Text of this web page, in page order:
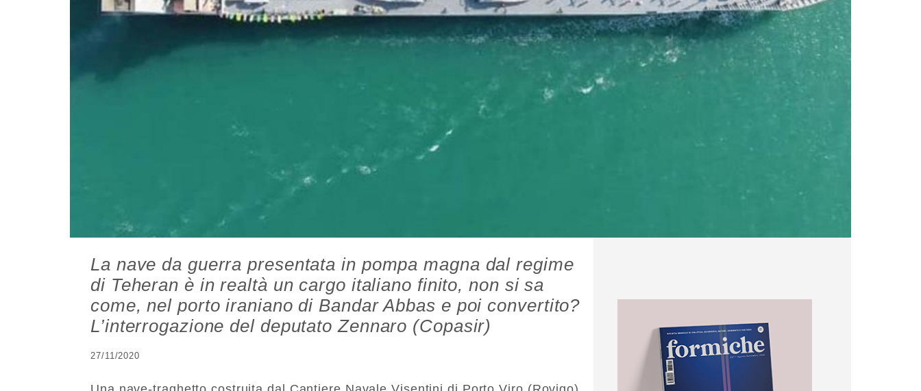
La nave da guerra presentata in pompa magna dal regime
di Teheran è in realtà un cargo italiano finito, non si sa
come, nel porto iraniano di Bandar Abbas e poi convertito?
L’interrogazione del deputato Zennaro (Copasir)
27/11/2020